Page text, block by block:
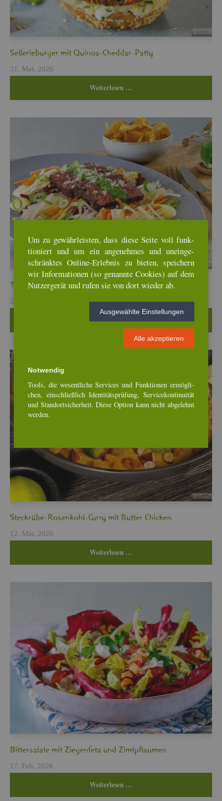
Sel­le­rie­bur­ger mit Qui­noa-Ched­dar-Patty
31. Mai, 2026
Wei­ter­le­sen …
Ta­glia­ta auf ge­pi­ckel­ten Wur­zel­ge­mü­sen
21. Apr, 2026
Wei­ter­le­sen …
Steck­rü­be-Ro­sen­kohl-Curry mit But­ter Chi­cken
12. Mär, 2026
Wei­ter­le­sen …
Bit­ter­sa­la­te mit Zie­gen­fe­ta und Zimt­pflau­men
17. Feb, 2026
Wei­ter­le­sen …
Um zu ge­währ­leis­ten, dass diese Seite voll funk­
tio­niert und um ein an­ge­neh­mes und un­ein­ge­
schränk­tes On­line-Er­leb­nis zu bie­ten, spei­chern
wir In­for­ma­tio­nen (so ge­nann­te Coo­kies) auf dem
Nut­zer­ge­rät und rufen sie von dort wie­der ab.
Aus­ge­wähl­te Ein­stel­lun­gen
Alle ak­zep­tie­ren
Not­wen­dig
Tools, die we­sent­li­che Ser­vices und Funk­tio­nen er­mög­li­
chen, ein­schlie­ß­lich Iden­ti­täts­prü­fung, Ser­vice­kon­ti­nui­tät
und Stand­ort­si­cher­heit. Diese Op­ti­on kann nicht ab­ge­lehnt
wer­den.